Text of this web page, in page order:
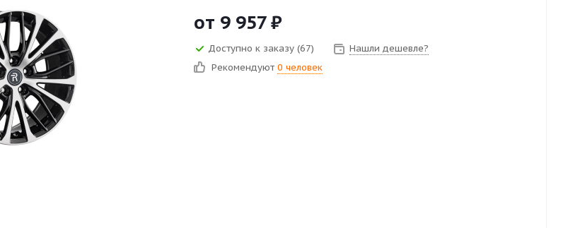
от 9 957₽
Доступно к заказу (67)
Нашли дешевле?
Рекомендуют 0 человек